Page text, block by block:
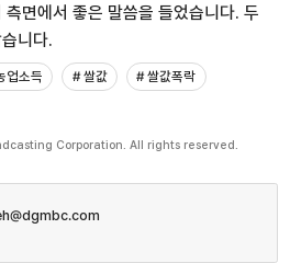
면에서 좋은 말씀을 들었습니다. 두
니다.
업소득 # 쌀값
# 쌀값폭락
Corporation. All rights reserved.